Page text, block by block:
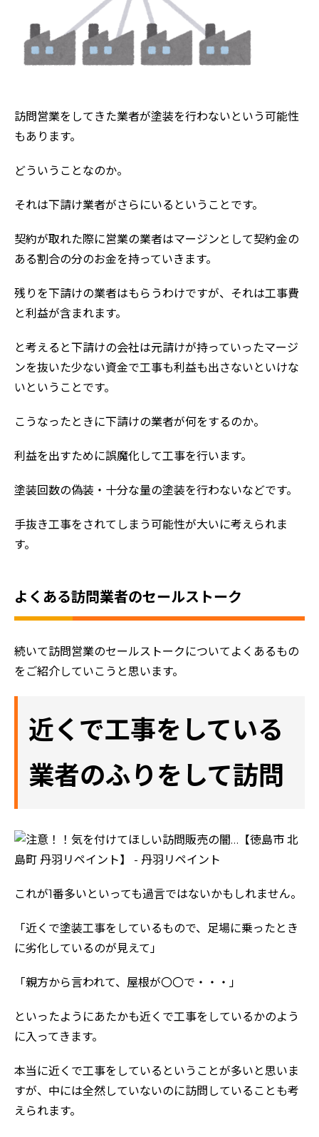
訪問営業をしてきた業者が塗装を行わないという可能性
もあります。
どういうことなのか。
それは下請け業者がさらにいるということです。
契約が取れた際に営業の業者はマージンとして契約金の
ある割合の分のお金を持っていきます。
残りを下請けの業者はもらうわけですが、それは工事費
と利益が含まれます。
と考えると下請けの会社は元請けが持っていったマージ
ンを抜いた少ない資金で工事も利益も出さないといけな
いということです。
こうなったときに下請けの業者が何をするのか。
利益を出すために誤魔化して工事を行います。
塗装回数の偽装・十分な量の塗装を行わないなどです。
手抜き工事をされてしまう可能性が大いに考えられま
す。
よくある訪問業者のセールストーク
続いて訪問営業のセールストークについてよくあるもの
をご紹介していこうと思います。
近くで工事をしている
業者のふりをして訪問
これが1番多いといっても過言ではないかもしれません。
「近くで塗装工事をしているもので、足場に乗ったとき
に劣化しているのが見えて」
「親方から言われて、屋根が〇〇で・・・」
といったようにあたかも近くで工事をしているかのよう
に入ってきます。
本当に近くで工事をしているということが多いと思いま
すが、中には全然していないのに訪問していることも考
えられます。